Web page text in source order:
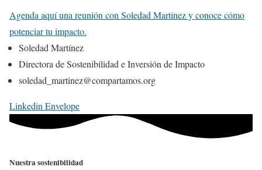
Agenda aquí una reunión con Soledad Martínez y conoce cómo
potenciar tu impacto.
Soledad Martínez
Directora de Sostenibilidad e Inversión de Impacto
soledad_martinez@compartamos.org
Linkedin Envelope
Nuestra sostenibilidad